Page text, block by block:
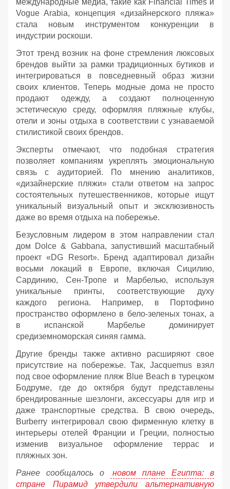
международные медиа, такие как Financial Times и
Vogue Arabia, концепция «дизайнерского пляжа»
стала новым инструментом конкуренции в
индустрии роскоши.
Этот тренд возник на фоне стремления люксовых
брендов выйти за рамки традиционных бутиков и
интегрироваться в повседневный образ жизни
своих клиентов. Теперь модные дома не просто
продают одежду, а создают полноценную
эстетическую среду, оформляя пляжные клубы,
отели и зоны отдыха в соответствии с узнаваемой
стилистикой своих брендов.
Эксперты отмечают, что подобная стратегия
позволяет компаниям укреплять эмоциональную
связь с аудиторией. По мнению аналитиков,
«дизайнерские пляжи» стали ответом на запрос
состоятельных путешественников, которые ищут
уникальный визуальный опыт и эксклюзивность
даже во время отдыха на побережье.
Безусловным лидером в этом направлении стал
дом Dolce & Gabbana, запустивший масштабный
проект «DG Resort». Бренд адаптировал дизайн
восьми локаций в Европе, включая Сицилию,
Сардинию, Сен-Тропе и Марбелью, используя
уникальные принты, соответствующие духу
каждого региона. Например, в Портофино
пространство оформлено в бело-зеленых тонах, а
в испанской Марбелье доминирует
средиземноморская синяя гамма.
Другие бренды также активно расширяют свое
присутствие на побережье. Так, Jacquemus взял
под свое оформление пляж Blue Beach в турецком
Бодруме, где до октября будут представлены
брендированные шезлонги, аксессуары для игр и
даже транспортные средства. В свою очередь,
Burberry интегрировал свою фирменную клетку в
интерьеры отелей Франции и Греции, полностью
изменив визуальное оформление террас и
пляжных зон.
Ранее сообщалось о
новом плане Египта: в
стране Пирамид утвердили альтернативную